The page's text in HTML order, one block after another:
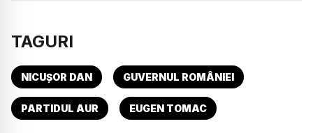
TAGURI
NICUȘOR DAN GUVERNUL ROMÂNIEI
PARTIDUL AUR EUGEN TOMAC